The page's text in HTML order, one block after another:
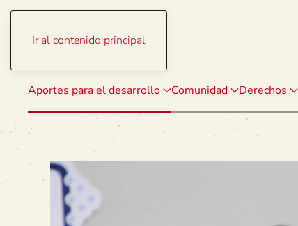
Ir al contenido principal
Aportes para el desarrollo Comunidad Derechos